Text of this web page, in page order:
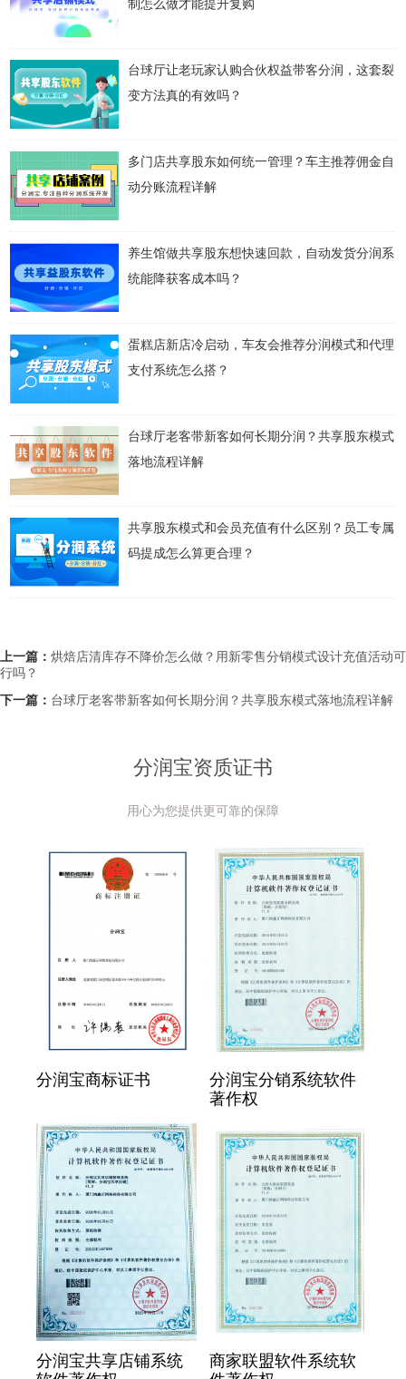
制怎么做才能提升复购
台球厅让老玩家认购合伙权益带客分润，这套裂
变方法真的有效吗？
多门店共享股东如何统一管理？车主推荐佣金自
动分账流程详解
养生馆做共享股东想快速回款，自动发货分润系
统能降获客成本吗？
蛋糕店新店冷启动，车友会推荐分润模式和代理
支付系统怎么搭？
台球厅老客带新客如何长期分润？共享股东模式
落地流程详解
共享股东模式和会员充值有什么区别？员工专属
码提成怎么算更合理？
上一篇： 烘焙店清库存不降价怎么做？用新零售分销模式设计充值活动可
行吗？
下一篇： 台球厅老客带新客如何长期分润？共享股东模式落地流程详解
分润宝资质证书
用心为您提供更可靠的保障
分润宝商标证书
分润宝分销系统软件
著作权
分润宝共享店铺系统
商家联盟软件系统软